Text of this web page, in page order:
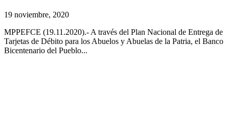
19 noviembre, 2020
MPPEFCE (19.11.2020).- A través del Plan Nacional de Entrega de
Tarjetas de Débito para los Abuelos y Abuelas de la Patria, el Banco
Bicentenario del Pueblo...